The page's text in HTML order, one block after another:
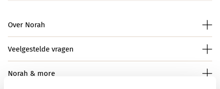
Over Norah
Veelgestelde vragen
Norah & more